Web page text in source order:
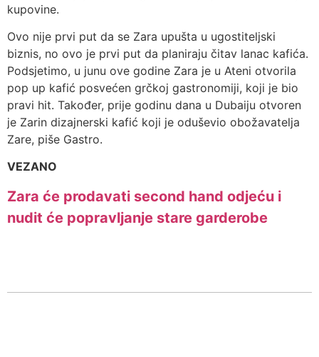
kupovine.
Ovo nije prvi put da se Zara upušta u ugostiteljski
biznis, no ovo je prvi put da planiraju čitav lanac kafića.
Podsjetimo, u junu ove godine Zara je u Ateni otvorila
pop up kafić posvećen grčkoj gastronomiji, koji je bio
pravi hit. Također, prije godinu dana u Dubaiju otvoren
je Zarin dizajnerski kafić koji je oduševio obožavatelja
Zare, piše Gastro.
VEZANO
Zara će prodavati second hand odjeću i
nudit će popravljanje stare garderobe